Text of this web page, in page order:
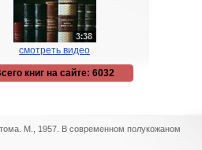
смотреть видео
книг на сайте: 6032
М., 1957. В современном полукожаном